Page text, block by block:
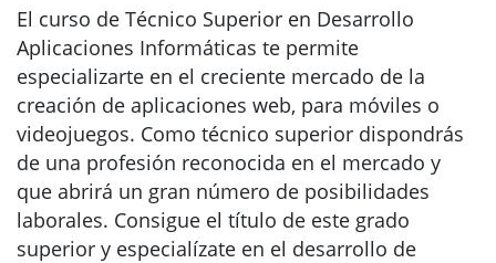
El curso de Técnico Superior en Desarrollo
Aplicaciones Informáticas te permite
especializarte en el creciente mercado de la
creación de aplicaciones web, para móviles o
videojuegos. Como técnico superior dispondrás
de una profesión reconocida en el mercado y
que abrirá un gran número de posibilidades
laborales. Consigue el título de este grado
superior y especialízate en el desarrollo de